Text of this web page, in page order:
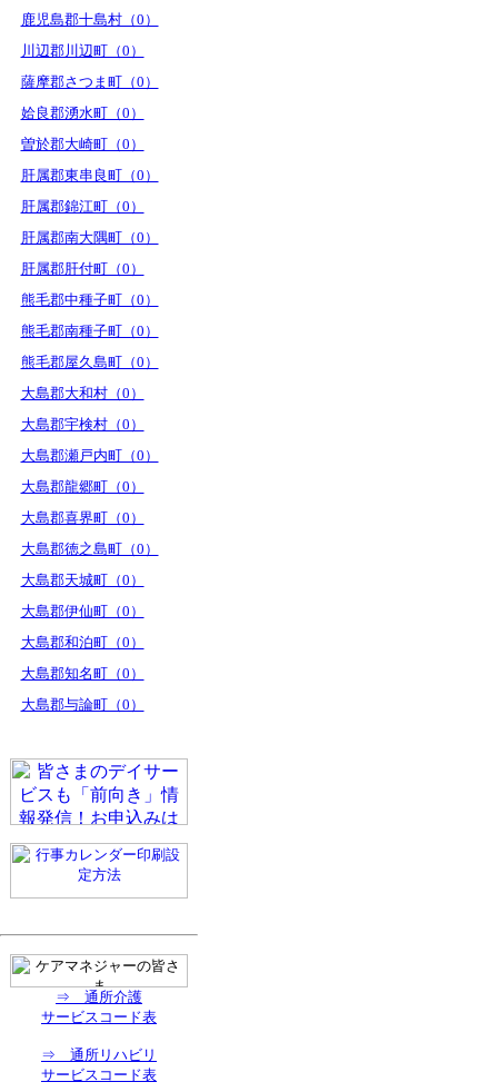
鹿児島郡十島村（0）
川辺郡川辺町（0）
薩摩郡さつま町（0）
姶良郡湧水町（0）
曽於郡大崎町（0）
肝属郡東串良町（0）
肝属郡錦江町（0）
肝属郡南大隅町（0）
肝属郡肝付町（0）
熊毛郡中種子町（0）
熊毛郡南種子町（0）
熊毛郡屋久島町（0）
大島郡大和村（0）
大島郡宇検村（0）
大島郡瀬戸内町（0）
大島郡龍郷町（0）
大島郡喜界町（0）
大島郡徳之島町（0）
大島郡天城町（0）
大島郡伊仙町（0）
大島郡和泊町（0）
大島郡知名町（0）
大島郡与論町（0）
⇒ 通所介護
サービスコード表
⇒ 通所リハビリ
サービスコード表